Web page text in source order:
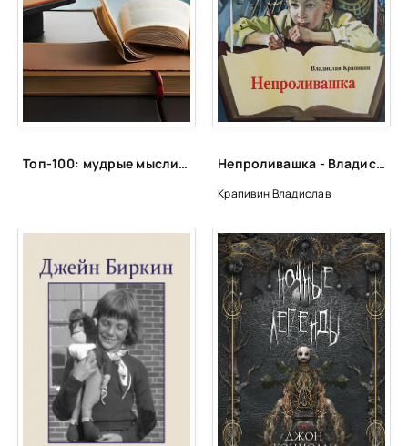
Топ-100: мудрые мысли, афоризмы, цитаты и высказывания о труде и работе Непроливашка - Владислав Крапивин
Крапивин Владислав